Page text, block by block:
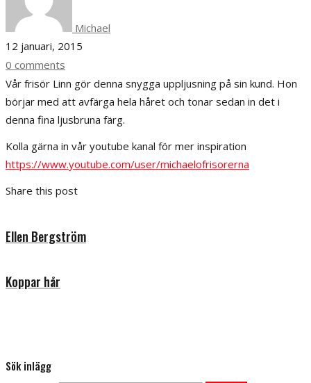
Michael
12 januari, 2015
0 comments
Vår frisör Linn gör denna snygga uppljusning på sin kund. Hon
börjar med att avfärga hela håret och tonar sedan in det i
denna fina ljusbruna färg.
Kolla gärna in vår youtube kanal för mer inspiration
https://www.youtube.com/user/michaelofrisorerna
Share this post
Ellen Bergström
Koppar hår
Sök inlägg